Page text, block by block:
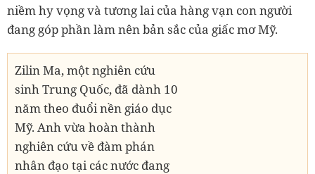
niềm hy vọng và tương lai của hàng vạn con người
đang góp phần làm nên bản sắc của giấc mơ Mỹ.
Zilin Ma, một nghiên cứu
sinh Trung Quốc, đã dành 10
năm theo đuổi nền giáo dục
Mỹ. Anh vừa hoàn thành
nghiên cứu về đàm phán
nhân đạo tại các nước đang